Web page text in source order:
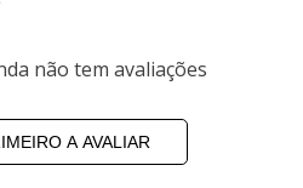
não tem avaliações
A AVALIAR